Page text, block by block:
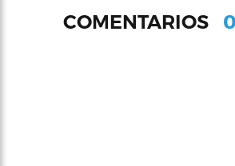
COMENTARIOS 0